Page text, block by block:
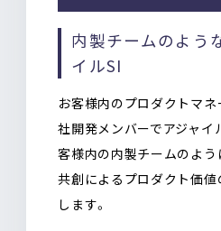
内製チームのよう
イルSI
お客様内のプロダクトマネ
社開発メンバーでアジャイ
客様内の内製チームのよう
共創によるプロダクト価
します。